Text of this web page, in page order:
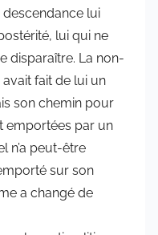
lui
lui qui ne
disparaître. La non-
fait de lui un
son chemin pour
emportées par un
n’a peut-être
sur son
a changé de